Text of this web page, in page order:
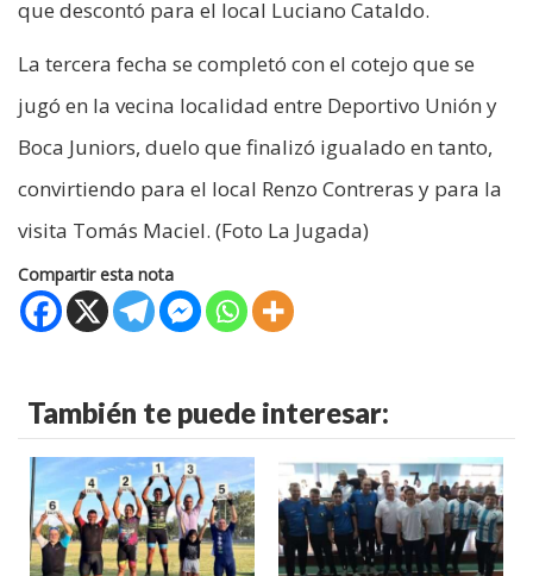
que descontó para el local Luciano Cataldo.
La tercera fecha se completó con el cotejo que se
jugó en la vecina localidad entre Deportivo Unión y
Boca Juniors, duelo que finalizó igualado en tanto,
convirtiendo para el local Renzo Contreras y para la
visita Tomás Maciel. (Foto La Jugada)
Compartir esta nota
También te puede interesar: